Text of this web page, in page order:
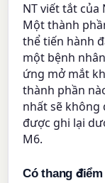
NT viết tắt của
Một thành
thể tiến hành
một bệnh
ứng mở mắt
thành phần
nhất sẽ không
được ghi lại
M6.
Có thang